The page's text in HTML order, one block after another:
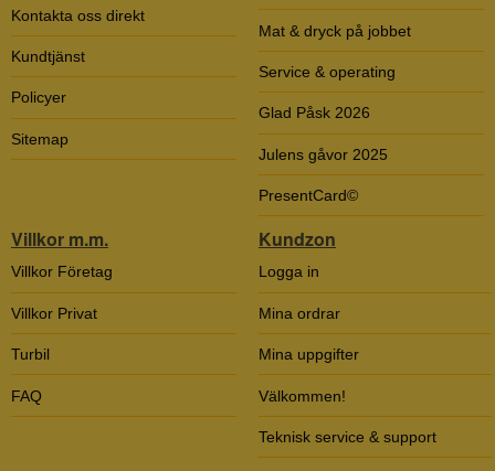
Kontakta oss direkt
Kundtjänst
Policyer
Sitemap
Mat & dryck på jobbet
Service & operating
Glad Påsk 2026
Julens gåvor 2025
PresentCard©
Villkor m.m.
Villkor Företag
Villkor Privat
Turbil
FAQ
Kundzon
Logga in
Mina ordrar
Mina uppgifter
Välkommen!
Teknisk service & support